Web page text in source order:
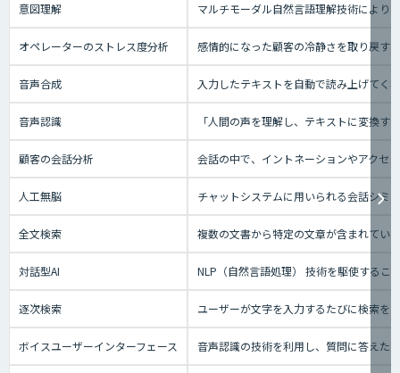
意図理解 マルチモーダル自然言語理解技術により
オペレーターのストレス度分析 感情的になった顧客の冷静さを取り戻す
音声合成 入力したテキストを自動で読み上げてく
音声認識 「人間の声を理解し、テキストに変換
顧客の会話分析 会話の中で、イントネーションやアクセ
人工無脳 チャットシステムに用いられる会話シミ
全文検索 複数の文書から特定の文章が含まれてい
対話型AI NLP（自然言語処理） 技術を駆使するこ
逐次検索 ユーザーが文字を入力するたびに検索を
ボイスユーザーインターフェース 音声認識の技術を利用し、質問に答えた